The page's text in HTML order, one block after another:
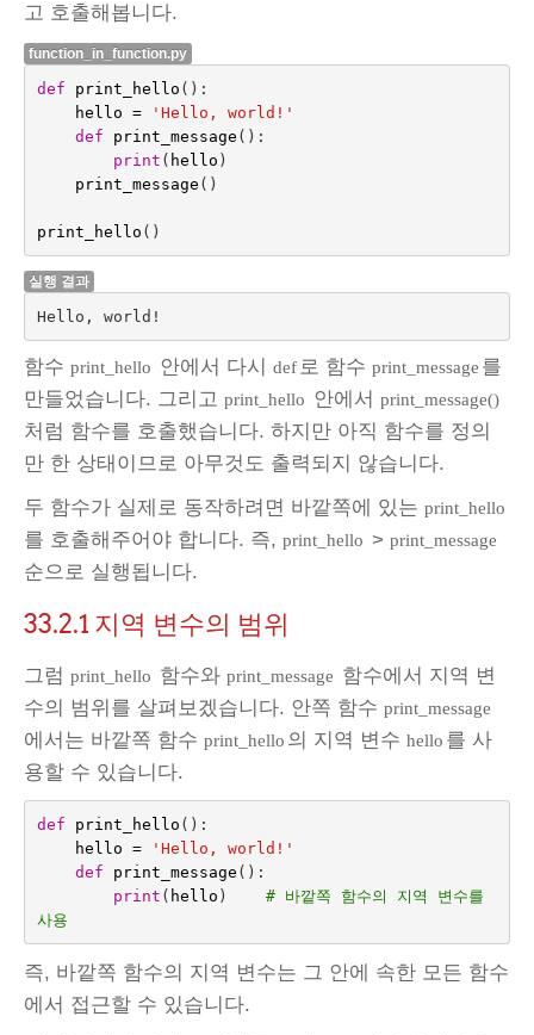
고 호출해봅니다.
function_in_function.py
def print_hello ():
hello =
'Hello, world!'
def
print_message ():
print ( hello )
print_message ()
print_hello ()
실행 결과
함수 print_hello 안에서 다시 def로 함수 print_message 를
만들었습니다. 그리고 print_hello 안에서 print_message()
처럼 함수를 호출했습니다. 하지만 아직 함수를 정의
만 한 상태이므로 아무것도 출력되지 않습니다.
두 함수가 실제로 동작하려면 바깥쪽에 있는 print_hello
를 호출해주어야 합니다. 즉, print_hello > print_message
순으로 실행됩니다.
33.2.1 지역 변수의 범위
그럼 print_hello 함수와 print_message 함수에서 지역 변
수의 범위를 살펴보겠습니다. 안쪽 함수 print_message
에서는 바깥쪽 함수 print_hello 의 지역 변수 hello 를 사
용할 수 있습니다.
def print_hello ():
hello =
'Hello, world!'
def
print_message ():
print ( hello )
# 바깥쪽 함수의 지역 변수를
사용
즉, 바깥쪽 함수의 지역 변수는 그 안에 속한 모든 함수
에서 접근할 수 있습니다.